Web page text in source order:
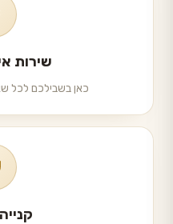
שירות
כאן בשבילכם לכל